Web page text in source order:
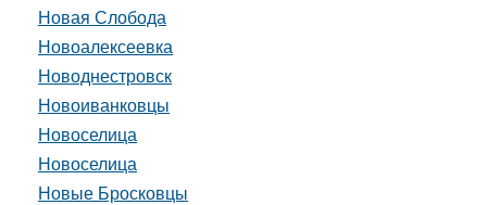
Новая Слобода
Новоалексеевка
Новоднестровск
Новоиванковцы
Новоселица
Новоселица
Новые Бросковцы